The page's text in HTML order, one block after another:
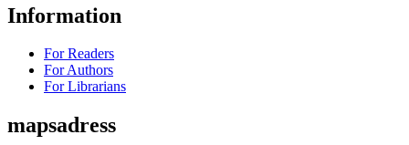
Information
For Readers
For Authors
For Librarians
mapsadress